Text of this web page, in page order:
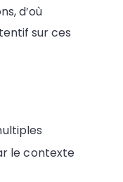
d’où
sur ces
le contexte